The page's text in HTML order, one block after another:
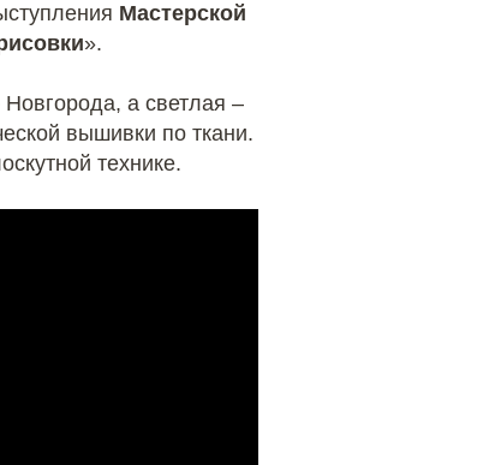
Мастерской
».
а светлая –
вышивки по ткани.
технике.